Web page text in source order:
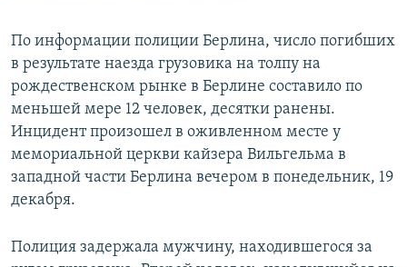
По информации полиции Берлина, число погибших
в результате наезда грузовика на толпу на
рождественском рынке в Берлине составило по
меньшей мере 12 человек, десятки ранены.
Инцидент произошел в оживленном месте у
мемориальной церкви кайзера Вильгельма в
западной части Берлина вечером в понедельник, 19
декабря.
Полиция задержала мужчину, находившегося за